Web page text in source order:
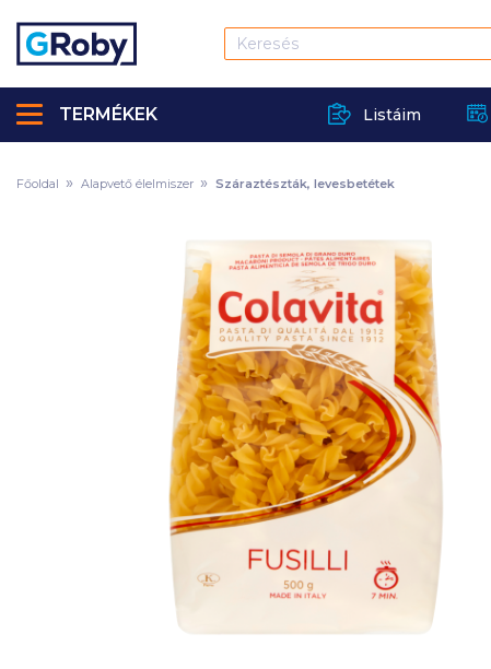
Listáim
TERMÉKEK
Főoldal Alapvető élelmiszer Száraztészták, levesbetétek